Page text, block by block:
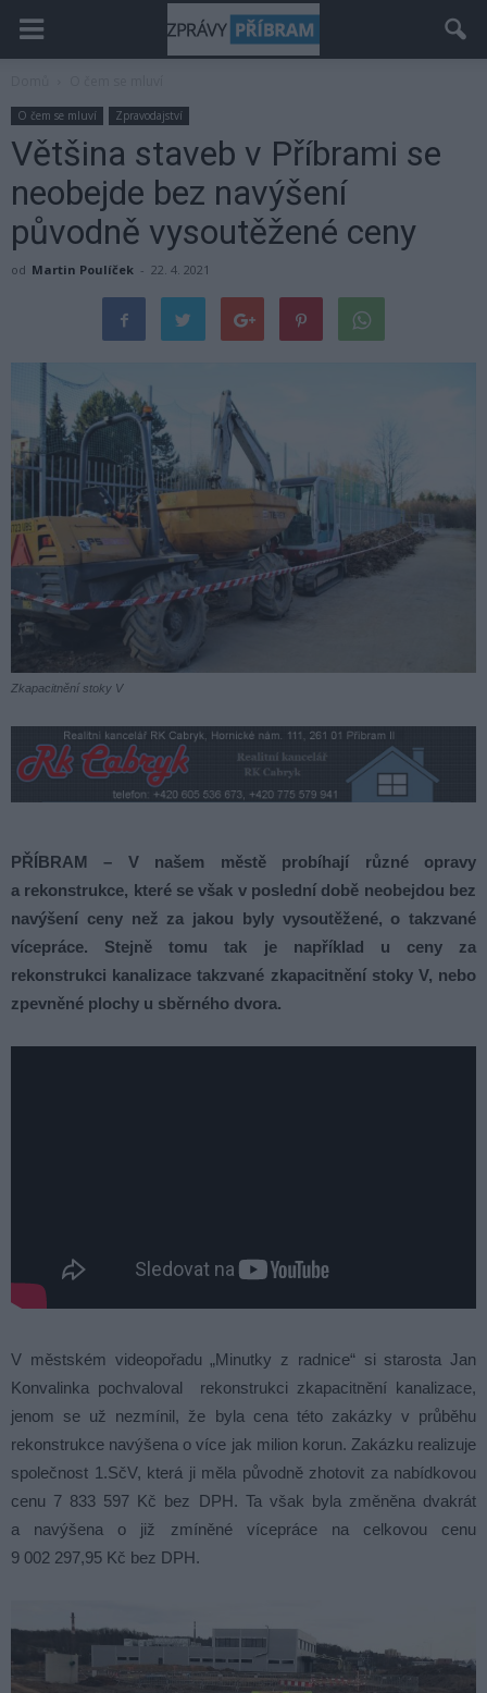
O čem se mluví Zpravodajství
Většina staveb v Příbrami se
neobejde bez navýšení
původně vysoutěžené ceny
od Martin Poulíček - 22. 4. 2021
Zkapacitnění stoky V
PŘÍBRAM – V našem městě probíhají různé opravy
a rekonstrukce, které se však v poslední době neobejdou bez
navýšení ceny než za jakou byly vysoutěžené, o takzvané
vícepráce. Stejně tomu tak je například u ceny za
rekonstrukci kanalizace takzvané zkapacitnění stoky V, nebo
zpevněné plochy u sběrného dvora.
V městském videopořadu „Minutky z radnice“ si starosta Jan
Konvalinka pochvaloval rekonstrukci zkapacitnění kanalizace,
jenom se už nezmínil, že byla cena této zakázky v průběhu
rekonstrukce navýšena o více jak milion korun. Zakázku realizuje
společnost 1.SčV, která ji měla původně zhotovit za nabídkovou
cenu 7 833 597 Kč bez DPH. Ta však byla změněna dvakrát
a navýšena o již zmíněné vícepráce na celkovou cenu
9 002 297,95 Kč bez DPH.